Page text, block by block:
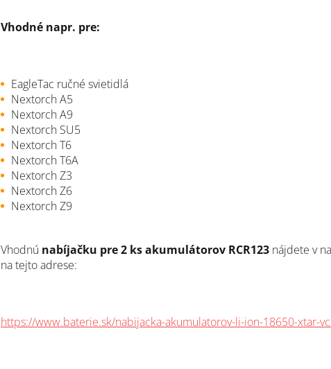
Vhodné napr. pre:
EagleTac ručné svietidlá
Nextorch A5
Nextorch A9
Nextorch SU5
Nextorch T6
Nextorch T6A
Nextorch Z3
Nextorch Z6
Nextorch Z9
Vhodnú nabíjačku pre 2 ks akumulátorov RCR123 nájdete v
na tejto adrese:
https://www.baterie.sk/nabijacka-akumulatorov-li-ion-18650-xtar-